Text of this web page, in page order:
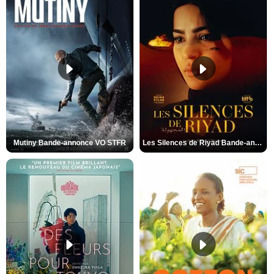
Mutiny Bande-annonce VO STFR Les Silences de Riyad Bande-annonce VO STFR